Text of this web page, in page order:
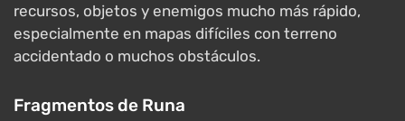
recursos, objetos y enemigos mucho más rápido,
especialmente en mapas difíciles con terreno
accidentado o muchos obstáculos.
Fragmentos de Runa